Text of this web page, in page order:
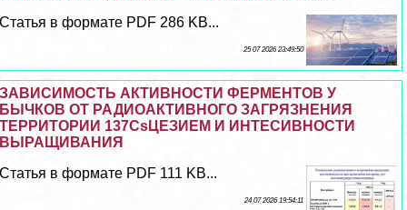
Статья в формате PDF 286 KB...
25 07 2026 23:49:50
ЗАВИСИМОСТЬ АКТИВНОСТИ ФЕРМЕНТОВ У
БЫЧКОВ ОТ РАДИОАКТИВНОГО ЗАГРЯЗНЕНИЯ
ТЕРРИТОРИИ 137CsЦЕЗИЕМ И ИНТЕСИВНОСТИ
ВЫРАЩИВАНИЯ
Статья в формате PDF 111 KB...
24 07 2026 19:54:11